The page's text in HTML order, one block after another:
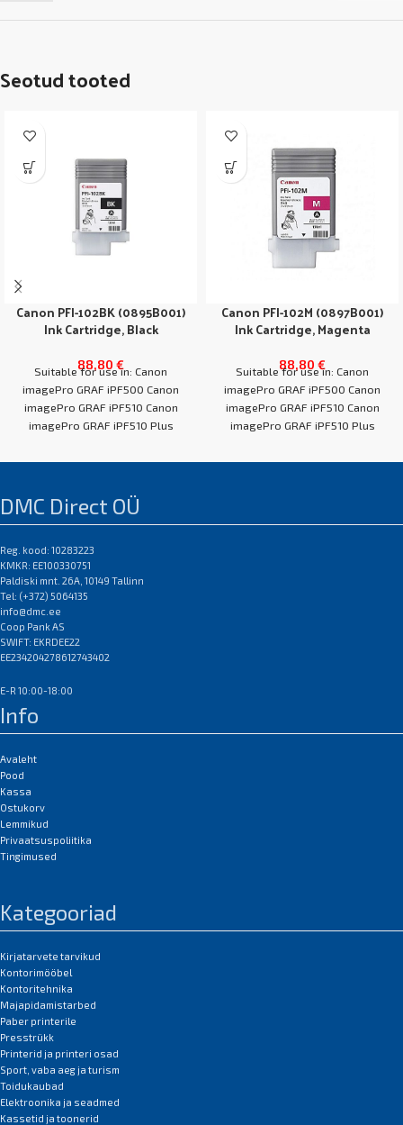
Seotud tooted
Canon PFI-102BK (0895B001)
Ink Cartridge, Black
88,80 €
Suitable for use in: Canon
imagePro GRAF iPF500 Canon
imagePro GRAF iPF510 Canon
imagePro GRAF iPF510 Plus
Canon PFI-102M (0897B001)
Ink Cartridge, Magenta
88,80 €
Suitable for use in: Canon
imagePro GRAF iPF500 Canon
imagePro GRAF iPF510 Canon
imagePro GRAF iPF510 Plus
DMC Direct OÜ
Reg. kood: 10283223
KMKR: EE100330751
Paldiski mnt. 26A, 10149 Tallinn
Tel: (+372) 5064135
info@dmc.ee
Coop Pank AS
SWIFT: EKRDEE22
EE234204278612743402
E-R 10:00-18:00
Info
Avaleht
Pood
Kassa
Ostukorv
Lemmikud
Privaatsuspoliitika
Tingimused
Kategooriad
Kirjatarvete tarvikud
Kontorimööbel
Kontoritehnika
Majapidamistarbed
Paber printerile
Presstrükk
Printerid ja printeri osad
Sport, vaba aeg ja turism
Toidukaubad
Elektroonika ja seadmed
Kassetid ja toonerid